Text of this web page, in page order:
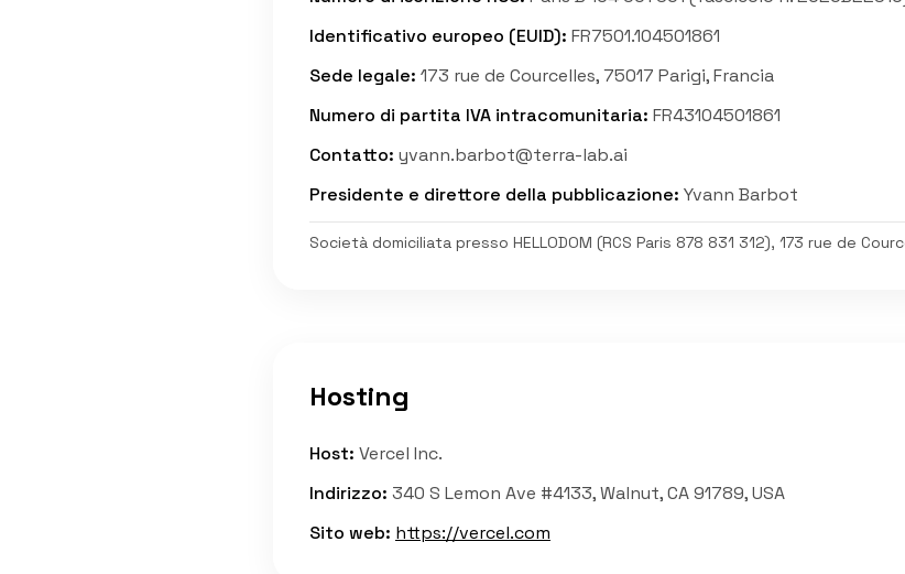
Identificativo europeo (EUID): FR7501.104501861
Sede legale: 173 rue de Courcelles, 75017 Parigi, Francia
Numero di partita IVA intracomunitaria: FR43104501861
Contatto: yvann.barbot@terra-lab.ai
Presidente e direttore della pubblicazione: Yvann Barbot
Società domiciliata presso HELLODOM (RCS Paris 878 831 312), 173 rue de
Hosting
Host: Vercel Inc.
Indirizzo: 340 S Lemon Ave #4133, Walnut, CA 91789, USA
Sito web: https://vercel.com